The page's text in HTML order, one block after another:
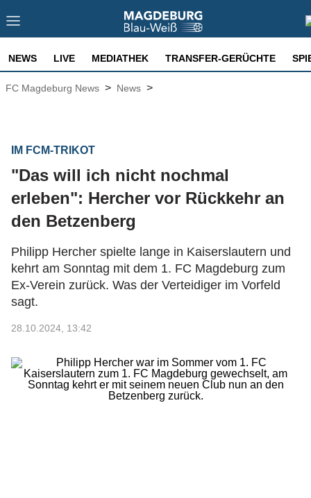
NEWS LIVE MEDIATHEK TRANSFER-GERÜCHTE
FC Magdeburg News > News >
IM FCM-TRIKOT
"Das will ich nicht nochmal
erleben": Hercher vor Rückkehr an
den Betzenberg
Philipp Hercher spielte lange in Kaiserslautern und
kehrt am Sonntag mit dem 1. FC Magdeburg zum
Ex-Verein zurück. Was der Verteidiger im Vorfeld
sagt.
28.10.2024, 13:42